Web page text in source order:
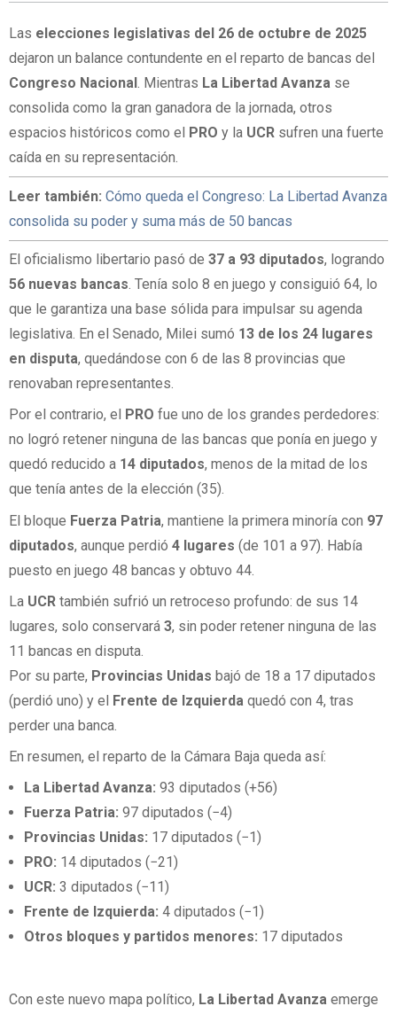
Las elecciones legislativas del 26 de octubre de 2025
dejaron un balance contundente en el reparto de bancas del
Congreso Nacional . Mientras La Libertad Avanza se
consolida como la gran ganadora de la jornada, otros
espacios históricos como el
PRO y la UCR sufren una fuerte
caída en su representación.
Leer también: Cómo queda el Congreso: La Libertad Avanza
consolida su poder y suma más de 50 bancas
El oficialismo libertario pasó de 37 a 93 diputados, logrando
56 nuevas bancas. Tenía solo 8 en juego y consiguió 64, lo
que le garantiza una base sólida para impulsar su agenda
legislativa. En el Senado, Milei sumó 13 de los 24 lugares
en disputa, quedándose con 6 de las 8 provincias que
renovaban representantes.
Por el contrario, el
PRO fue uno de los grandes perdedores:
no logró retener ninguna de las bancas que ponía en juego y
quedó reducido a 14 diputados, menos de la mitad de los
que tenía antes de la elección (35).
El bloque Fuerza Patria, mantiene la primera minoría con 97
diputados, aunque perdió 4 lugares (de 101 a 97). Había
puesto en juego 48 bancas y obtuvo 44.
La UCR también sufrió un retroceso profundo: de sus 14
lugares, solo conservará 3, sin poder retener ninguna de las
11 bancas en disputa.
Por su parte, Provincias Unidas bajó de 18 a 17 diputados
(perdió uno) y el Frente de Izquierda quedó con 4, tras
perder una banca.
En resumen, el reparto de la Cámara Baja queda así:
La Libertad Avanza: 93 diputados (+56)
Fuerza Patria: 97 diputados (−4)
Provincias Unidas: 17 diputados (−1)
PRO: 14 diputados (−21)
UCR: 3 diputados (−11)
Frente de Izquierda: 4 diputados (−1)
Otros bloques y partidos menores: 17 diputados
Con este nuevo mapa político, La Libertad Avanza emerge